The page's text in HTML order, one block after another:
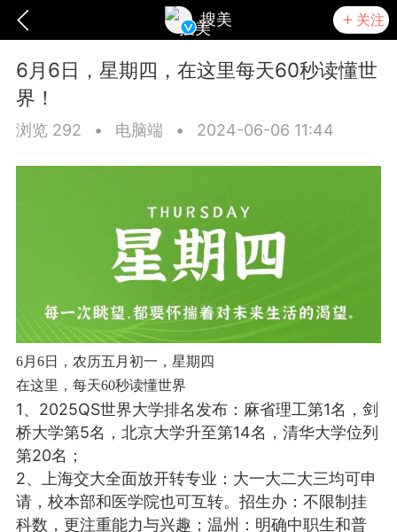
搜美 关注
爆汗熊 卡卡动能素 无创溶斑术
美业357 芯诗妍 卡卡美业
每次200金币 点击购买
师 小熊水光
爆汗熊
脂
卡卡动能素
皇斯普拉雅
6月6日，星期四，在这里每天60秒读懂世
界！
浏览 292 • 电脑端 • 2024-06-06 11:44
6月6日，农历五月初一，星期四
在这里，每天60秒读懂世界
1、2025QS世界大学排名发布：麻省理工第1名，剑
桥大学第5名，北京大学升至第14名，清华大学位列
第20名；
2、上海交大全面放开转专业：大一大二大三均可申
请，校本部和医学院也可互转。招生办：不限制挂
科数，更注重能力与兴趣；温州：明确中职生和普